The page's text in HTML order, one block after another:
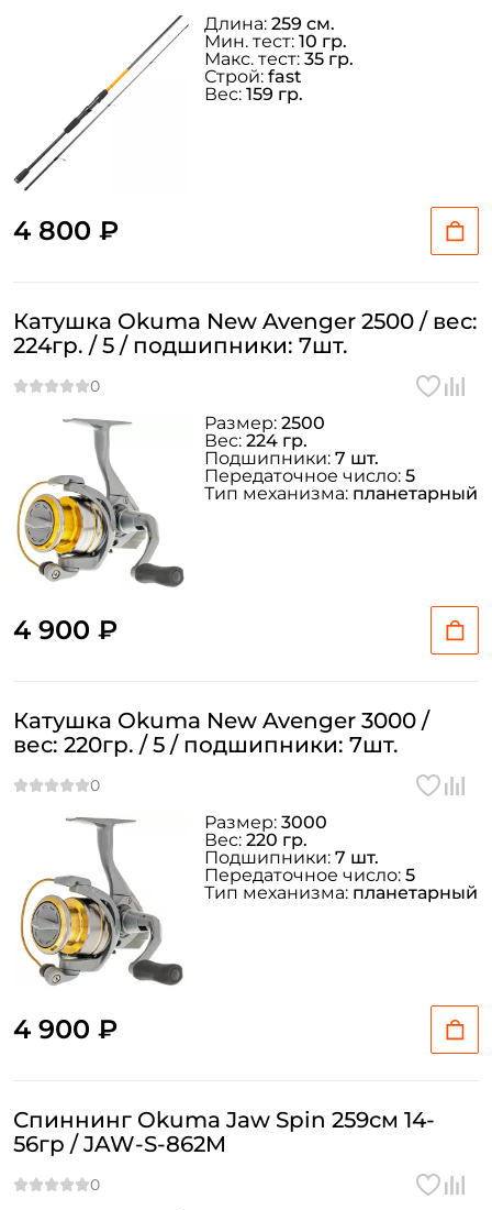
4 800 ₽
Длина: 259 см.
Мин. тест: 10 гр.
Макс. тест: 35 гр.
Строй: fast
Вес: 159 гр.
Катушка Okuma New Avenger 2500 / вес:
224гр. / 5 / подшипники: 7шт.
4 900 ₽
Размер: 2500
Вес: 224 гр.
Подшипники: 7 шт.
Передаточное число: 5
Тип механизма: планетарный
Катушка Okuma New Avenger 3000 /
вес: 220гр. / 5 / подшипники: 7шт.
4 900 ₽
Размер: 3000
Вес: 220 гр.
Подшипники: 7 шт.
Передаточное число: 5
Тип механизма: планетарный
Спиннинг Okuma Jaw Spin 259см 14-
56гр / JAW-S-862M